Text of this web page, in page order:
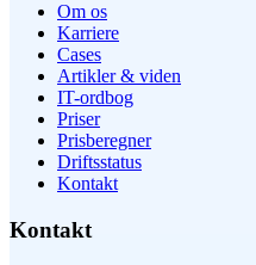
Om os
Karriere
Cases
Artikler & viden
IT-ordbog
Priser
Prisberegner
Driftsstatus
Kontakt
Kontakt